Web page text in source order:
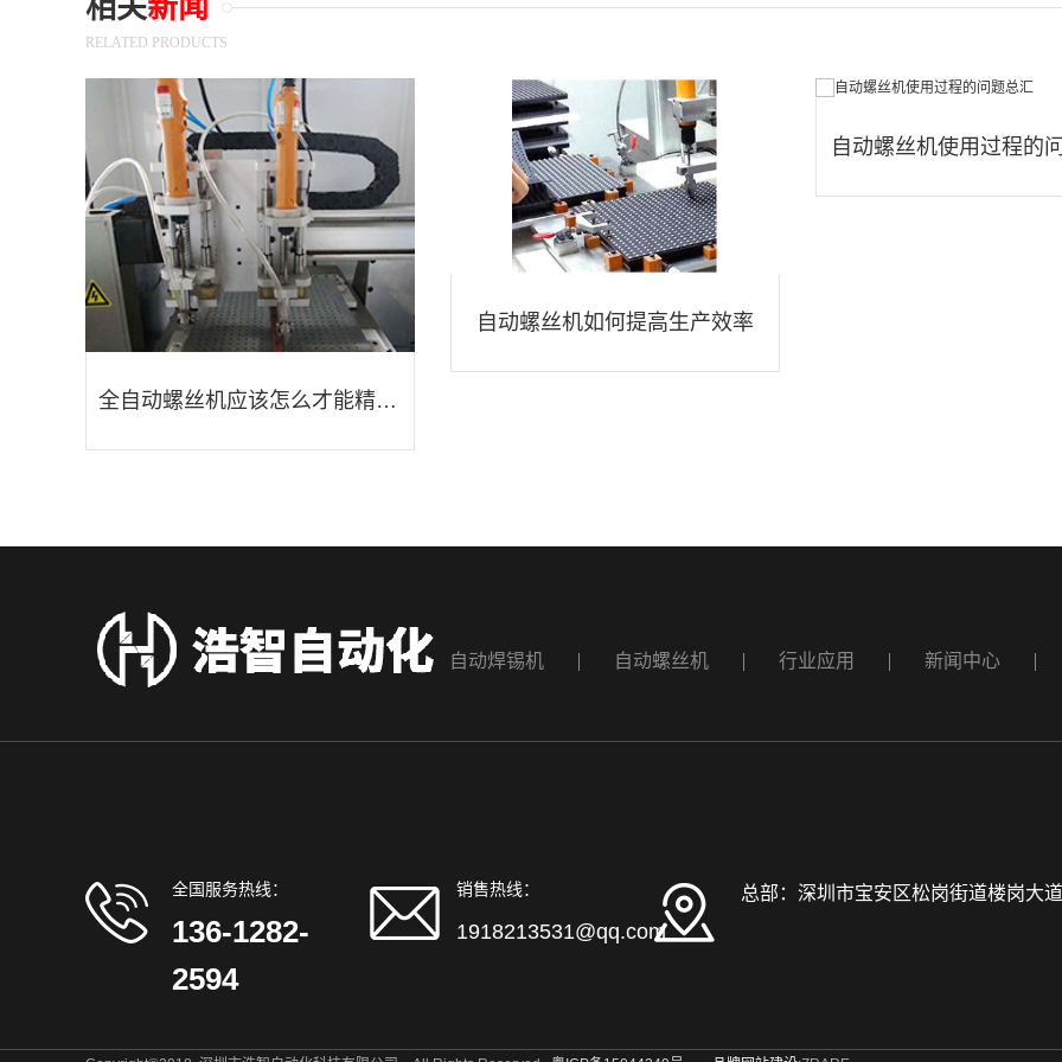
RELATED PRODUCTS
全自动螺丝机应该怎么才能精确定位
自动螺丝机如何提高生产效率
自动螺丝机使用过程的
自动焊锡机 自动螺丝机 行业应用 新闻中心
全国服务热线：
136-1282-
2594
销售热线：
1918213531@qq.com
总部：深圳市宝安区松岗街道楼岗大